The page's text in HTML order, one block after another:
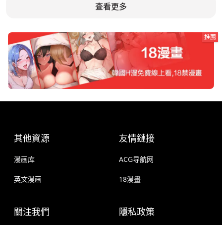
查看更多
推薦
其他資源
漫画库
英文漫画
友情鏈接
ACG导航网
18漫畫
關注我們 隱私政策